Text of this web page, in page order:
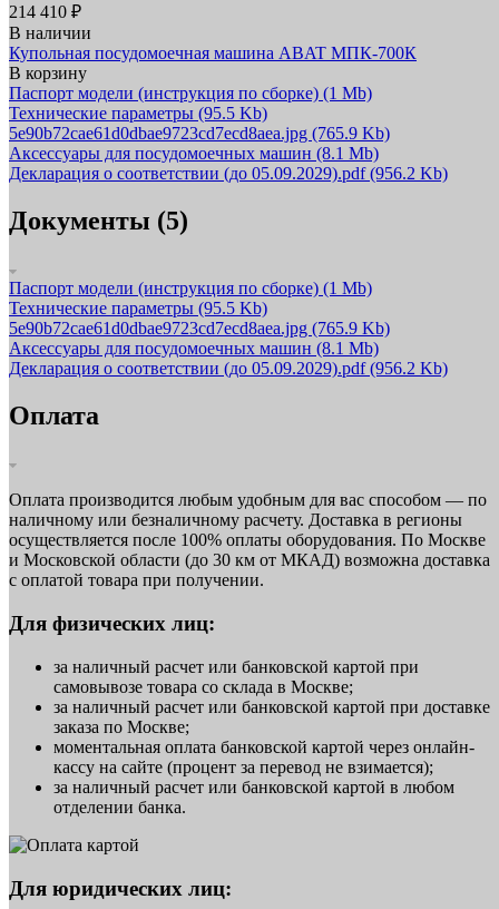
214 410 ₽
В наличии
Купольная посудомоечная машина ABAT МПК‑700К
В корзину
Паспорт модели (инструкция по сборке) (1 Mb)
Технические параметры (95.5 Kb)
5e90b72cae61d0dbae9723cd7ecd8aea.jpg (765.9 Kb)
Аксессуары для посудомоечных машин (8.1 Mb)
Декларация о соответствии (до 05.09.2029).pdf(956.2 Kb)
Документы (5)
Паспорт модели (инструкция по сборке) (1 Mb)
Технические параметры (95.5 Kb)
5e90b72cae61d0dbae9723cd7ecd8aea.jpg (765.9 Kb)
Аксессуары для посудомоечных машин (8.1 Mb)
Декларация о соответствии (до 05.09.2029).pdf(956.2 Kb)
Оплата
Оплата производится любым удобным для вас способом — по
наличному или безналичному расчету. Доставка в регионы
осуществляется после 100% оплаты оборудования. По Москве
и Московской области (до 30 км от МКАД) возможна доставка
с оплатой товара при получении.
Для физических лиц:
за наличный расчет или банковской картой при
самовывозе товара со склада в Москве;
за наличный расчет или банковской картой при доставке
заказа по Москве;
моментальная оплата банковской картой через онлайн-
кассу на сайте (процент за перевод не взимается);
за наличный расчет или банковской картой в любом
отделении банка.
Для юридических лиц: